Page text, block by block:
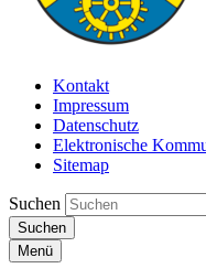
Kontakt
Impressum
Datenschutz
Elektronische
Sitemap
Suchen
Suchen
Menü